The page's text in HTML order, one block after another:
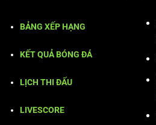
BẢNG XẾP HẠNG
KẾT QUẢ BÓNG ĐÁ
LỊCH THI ĐẤU
LIVESCORE